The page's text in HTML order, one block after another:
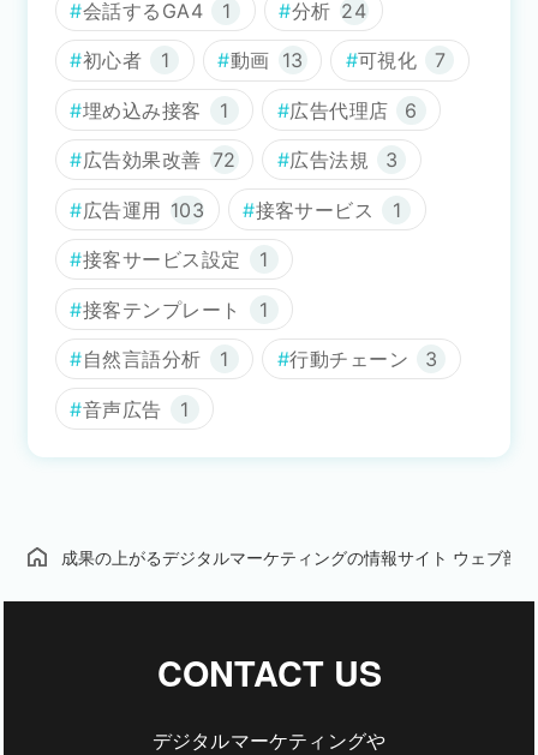
会話するGA4 1 分析 24
初心者 1 動画 13 可視化 7
埋め込み接客 1 広告代理店 6
広告効果改善 72 広告法規 3
広告運用 103 接客サービス 1
接客サービス設定 1
接客テンプレート 1
自然言語分析 1 行動チェーン 3
音声広告 1
成果の上がるデジタルマーケティングの情報サイト ウェブ部
CONTACT US
デジタルマーケティングや